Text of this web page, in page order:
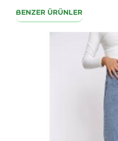
BENZER ÜRÜNLER